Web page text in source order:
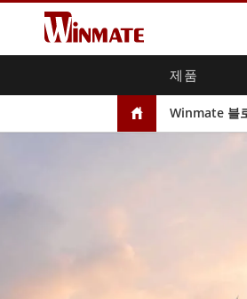
제품
엔터프라이즈 모
러기드 노트북
견고한 로봇 컨
농업
Winmate에 대
보증
마케팅 포털
새로운 제품
무역 박람회 이
Winmate 블